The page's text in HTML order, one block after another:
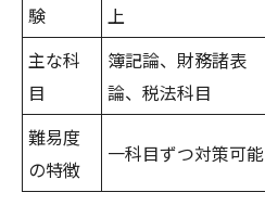
験
上
主な科
目
簿記論、財務諸表
論、税法科目
難易度
の特徴
一科目ずつ対策可能